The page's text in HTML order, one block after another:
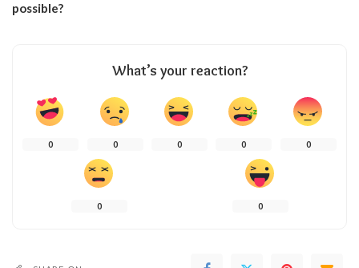
possible?
What’s your reaction?
0 0 0 0 0
0 0